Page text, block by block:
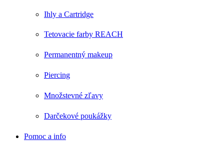
Ihly a Cartridge
Tetovacie farby REACH
Permanentný makeup
Piercing
Množstevné zľavy
Darčekové poukážky
Pomoc a info